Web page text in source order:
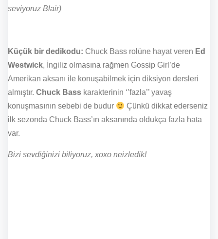
seviyoruz Blair)
Küçük bir dedikodu: Chuck Bass rolüne hayat veren Ed
Westwick, İngiliz olmasına rağmen Gossip Girl’de
Amerikan aksanı ile konuşabilmek için diksiyon dersleri
almıştır. Chuck Bass karakterinin ‘’fazla’’ yavaş
konuşmasının sebebi de budur
Çünkü dikkat ederseniz
ilk sezonda Chuck Bass’ın aksanında oldukça fazla hata
var.
Bizi sevdiğinizi biliyoruz, xoxo neizledik!